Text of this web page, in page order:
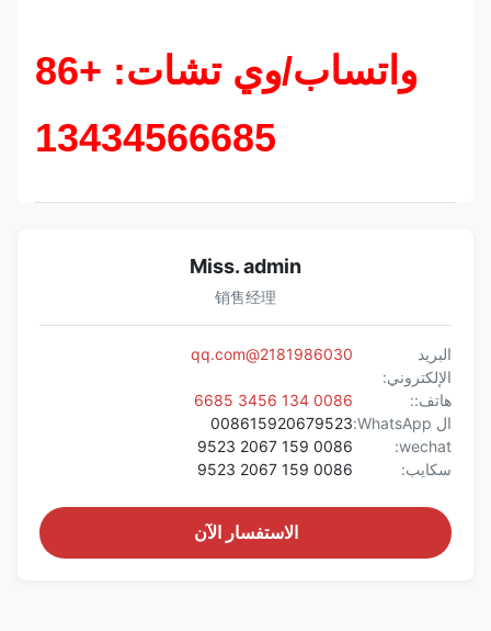
واتساب/وي تشات: +86
13434566685
Miss. admin
销售经理
البريد
الإلكتروني:
2181986030@qq.com
هاتف::
0086 134 3456 6685
ال WhatsApp:
008615920679523
wechat:
0086 159 2067 9523
سكايب:
0086 159 2067 9523
الاستفسار الآن